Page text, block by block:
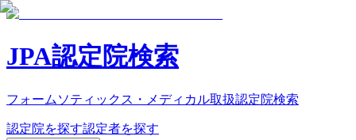
JPA認定院検索
フォームソティックス・メディカル取扱認定院検索
認定院を探す認定者を探す